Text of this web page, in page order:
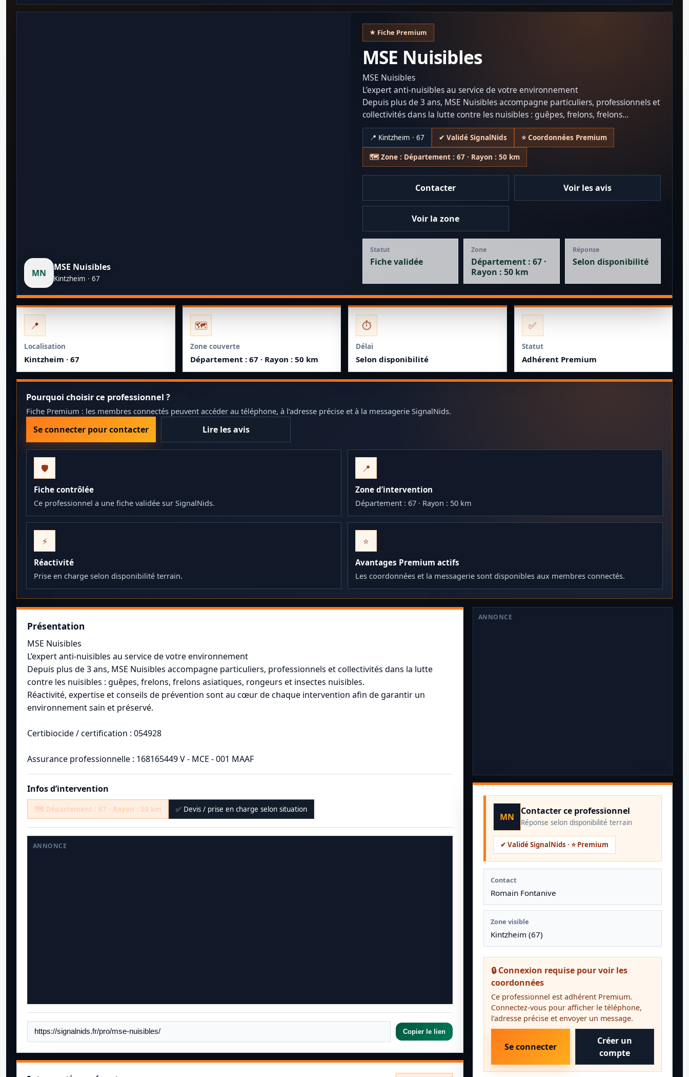
MN
MSE Nuisibles
Kintzheim · 67
★ Fiche Premium
MSE Nuisibles
MSE Nuisibles
L’expert anti-nuisibles au service de votre environnement
Depuis plus de 3 ans, MSE Nuisibles accompagne particuliers, professionnels et
collectivités dans la lutte contre les nuisibles : guêpes, frelons, frelons
asiatiques, rongeurs et insectes nuisibles.
Réactivité, expertise et conseils de prévention sont au cœur de chaque
intervention afin de garantir un environnement sain et préservé.
Certibiocide / certification : 054928
Assurance professionnelle : 168165449 V - MCE - 001 MAAF
📍 Kintzheim · 67 ✔ Validé SignalNids ⭐ Coordonnées Premium
🗺️ Zone : Département : 67 · Rayon : 50 km
Contacter Voir les avis
Voir la zone
Statut
Fiche validée
Zone
Département : 67 ·
Rayon : 50 km
Réponse
Selon disponibilité
📍
Localisation
Kintzheim · 67
🗺️
Zone couverte
Département : 67 · Rayon : 50 km
⏱️
Délai
Selon disponibilité
✅
Statut
Adhérent Premium
Pourquoi choisir ce professionnel ?
Fiche Premium : les membres connectés peuvent accéder au téléphone, à l’adresse précise et à la messagerie SignalNids.
Se connecter pour contacter Lire les avis
🛡️
Fiche contrôlée
Ce professionnel a une fiche validée sur SignalNids.
📍
Zone d’intervention
Département : 67 · Rayon : 50 km
⚡
Réactivité
Prise en charge selon disponibilité terrain.
⭐
Avantages Premium actifs
Les coordonnées et la messagerie sont disponibles aux membres connectés.
Présentation
MSE Nuisibles
L’expert anti-nuisibles au service de votre environnement
Depuis plus de 3 ans, MSE Nuisibles accompagne particuliers, professionnels et collectivités dans la lutte
contre les nuisibles : guêpes, frelons, frelons asiatiques, rongeurs et insectes nuisibles.
Réactivité, expertise et conseils de prévention sont au cœur de chaque intervention afin de garantir un
environnement sain et préservé.
Certibiocide / certification : 054928
Assurance professionnelle : 168165449 V - MCE - 001 MAAF
Infos d’intervention
🗺️ Département : 67 · Rayon : 50 km ✅ Devis / prise en charge selon situation
ANNONCE
Copier le lien
ANNONCE
MN
Contacter ce professionnel
Réponse selon disponibilité terrain
✔ Validé SignalNids · ⭐ Premium
Contact
Romain Fontanive
Zone visible
Kintzheim (67)
🔒 Connexion requise pour voir les
coordonnées
Ce professionnel est adhérent Premium.
Connectez-vous pour afficher le téléphone,
l’adresse précise et envoyer un message.
Se connecter
Créer un
compte